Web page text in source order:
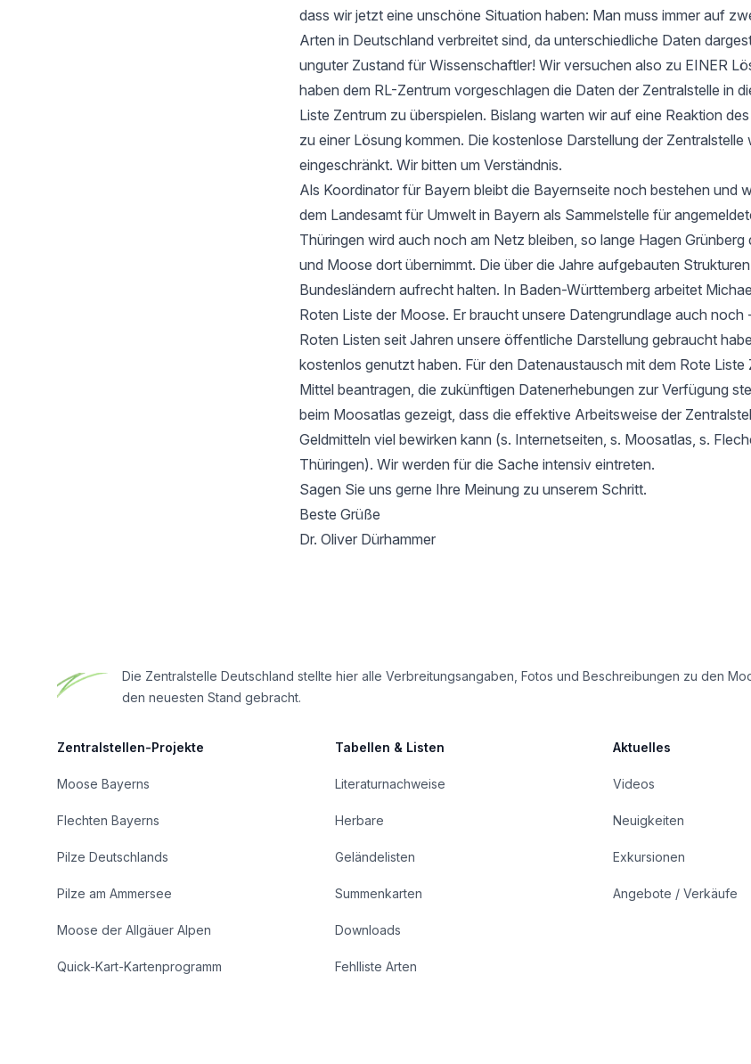
dass wir jetzt eine unschöne Situation haben: Man muss immer auf
Arten in Deutschland verbreitet sind, da unterschiedliche Daten
unguter Zustand für Wissenschaftler! Wir versuchen also zu EINER
haben dem RL-Zentrum vorgeschlagen die Daten der Zentralstelle in
Liste Zentrum zu überspielen. Bislang warten wir auf eine Reaktion
zu einer Lösung kommen. Die kostenlose Darstellung der Zentralstelle
eingeschränkt. Wir bitten um Verständnis.
Als Koordinator für Bayern bleibt die Bayernseite noch bestehen und
dem Landesamt für Umwelt in Bayern als Sammelstelle für
Thüringen wird auch noch am Netz bleiben, so lange Hagen Grünberg
und Moose dort übernimmt. Die über die Jahre aufgebauten
Bundesländern aufrecht halten. In Baden-Württemberg arbeitet
Roten Liste der Moose. Er braucht unsere Datengrundlage auch noch
Roten Listen seit Jahren unsere öffentliche Darstellung gebraucht
kostenlos genutzt haben. Für den Datenaustausch mit dem Rote Liste
Mittel beantragen, die zukünftigen Datenerhebungen zur Verfügung
beim Moosatlas gezeigt, dass die effektive Arbeitsweise der
Geldmitteln viel bewirken kann (s. Internetseiten, s. Moosatlas, s.
Thüringen). Wir werden für die Sache intensiv eintreten.
Sagen Sie uns gerne Ihre Meinung zu unserem Schritt.
Beste Grüße
Dr. Oliver Dürhammer
Die Zentralstelle Deutschland stellte hier alle Verbreitungsangaben, Fotos und Beschreibungen zu den
den neuesten Stand gebracht.
Zentralstellen-Projekte
Moose Bayerns
Flechten Bayerns
Pilze Deutschlands
Pilze am Ammersee
Moose der Allgäuer Alpen
Quick-Kart-Kartenprogramm
Tabellen & Listen
Literaturnachweise
Herbare
Geländelisten
Summenkarten
Downloads
Fehlliste Arten
Aktuelles
Videos
Neuigkeiten
Exkursionen
Angebote / Verkäufe